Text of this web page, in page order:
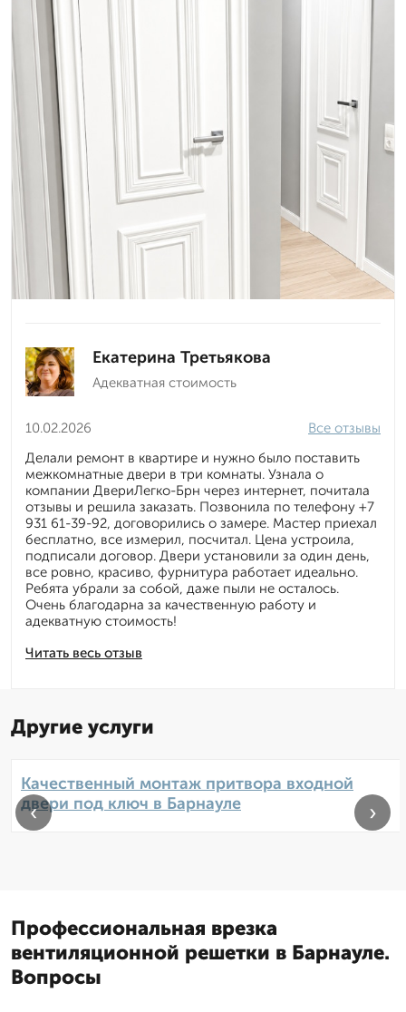
Екатерина Третьякова
Адекватная стоимость
10.02.2026
Читать весь отзыв
Все отзывы
Делали ремонт в квартире и нужно было поставить
межкомнатные двери в три комнаты. Узнала о
компании ДвериЛегко-Брн через интернет, почитала
отзывы и решила заказать. Позвонила по телефону +7
931 61-39-92, договорились о замере. Мастер приехал
бесплатно, все измерил, посчитал. Цена устроила,
подписали договор. Двери установили за один день,
все ровно, красиво, фурнитура работает идеально.
Ребята убрали за собой, даже пыли не осталось.
Очень благодарна за качественную работу и
адекватную стоимость!
Другие услуги
Качественный монтаж притвора входной
двери под ключ в Барнауле
‹ ›
Профессиональная врезка
вентиляционной решетки в Барнауле.
Вопросы